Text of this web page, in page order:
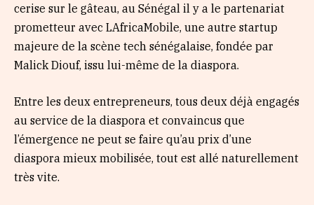
cerise sur le gâteau, au Sénégal il y a le partenariat
prometteur avec LAfricaMobile, une autre startup
majeure de la scène tech sénégalaise, fondée par
Malick Diouf, issu lui-même de la diaspora.
Entre les deux entrepreneurs, tous deux déjà engagés
au service de la diaspora et convaincus que
l’émergence ne peut se faire qu’au prix d’une
diaspora mieux mobilisée, tout est allé naturellement
très vite.